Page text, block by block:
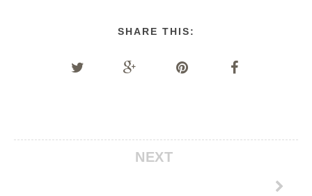
SHARE THIS:
NEXT